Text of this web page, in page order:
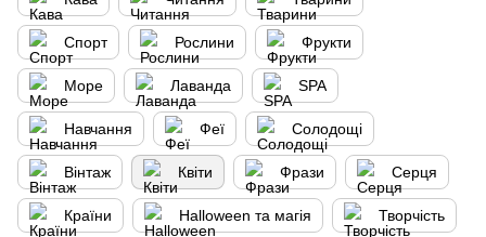
Спорт Рослини Фрукти
Море Лаванда SPA
Навчання Феї Солодощі
Вінтаж Квіти Фрази Серця
Країни Halloween та магія Творчість